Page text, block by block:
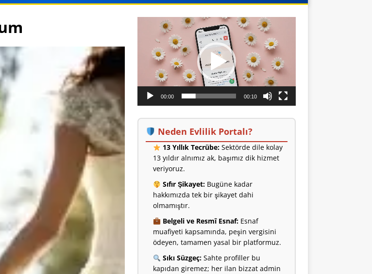
oynatıcı
00:00 00:10
Neden Evlilik Portalı?
13 Yıllık Tecrübe:Sektörde dile kolay
13 yıldır alnımız ak, başımız dik hizmet
veriyoruz.
Sıfır Şikayet:Bugüne kadar
hakkımızda tek bir şikayet dahi
olmamıştır.
Belgeli ve Resmî Esnaf:Esnaf
muafiyeti kapsamında, peşin vergisini
ödeyen, tamamen yasal bir platformuz.
Sıkı Süzgeç:Sahte profiller bu
kapıdan giremez; her ilan bizzat admin